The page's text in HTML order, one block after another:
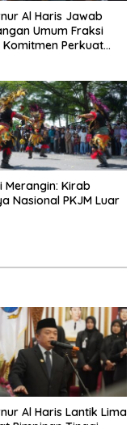
Al Haris Jawab
Umum Fraksi
Komitmen Perkuat
Merangin: Kirab
Nasional PKJM Luar
Al Haris Lantik Lima